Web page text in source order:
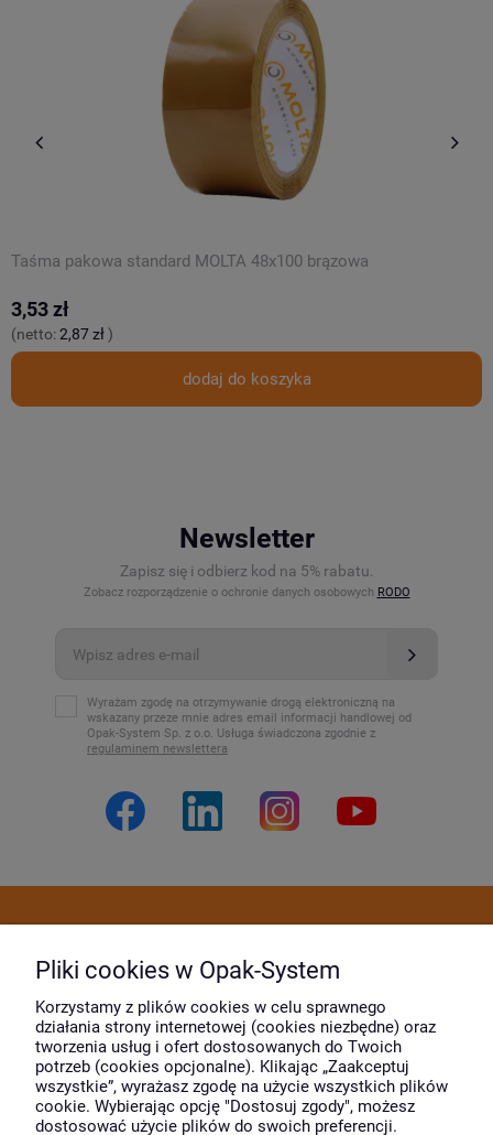
Taśma pakowa standard MOLTA 48x100 brązowa
3,53 zł
(netto:2,87 zł)
dodaj do koszyka
Newsletter
Zapisz się i odbierz kod na 5% rabatu.
Zobacz rozporządzenie o ochronie danych osobowych RODO
Wyrażam zgodę na otrzymywanie drogą elektroniczną na
wskazany przeze mnie adres email informacji handlowej od
Opak-System Sp. z o.o. Usługa świadczona zgodnie z
regulaminem newslettera
Moje konto
O firmie
Pliki cookies w Opak-System
Korzystamy z plików cookies w celu sprawnego
działania strony internetowej (cookies niezbędne) oraz
tworzenia usług i ofert dostosowanych do Twoich
potrzeb (cookies opcjonalne). Klikając „Zaakceptuj
wszystkie”, wyrażasz zgodę na użycie wszystkich plików
cookie. Wybierając opcję "Dostosuj zgody", możesz
dostosować użycie plików do swoich preferencji.